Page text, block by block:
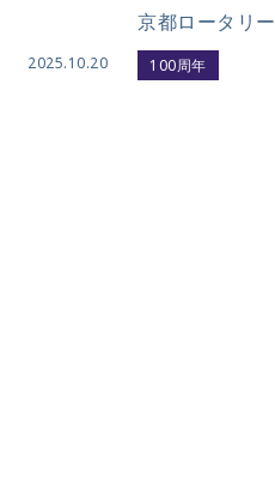
2025.10.20
京都ロータリ
100周年